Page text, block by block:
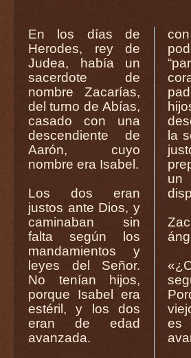
En los días de
Herodes, rey de
Judea, había un
sacerdote de
nombre Zacarías,
del turno de Abías,
casado con una
descendiente de
Aarón, cuyo
nombre era Isabel.
Los dos eran
justos ante Dios, y
caminaban sin
falta según los
mandamientos y
leyes del Señor.
No tenían hijos,
porque Isabel era
estéril, y los dos
eran de edad
avanzada.
la
un